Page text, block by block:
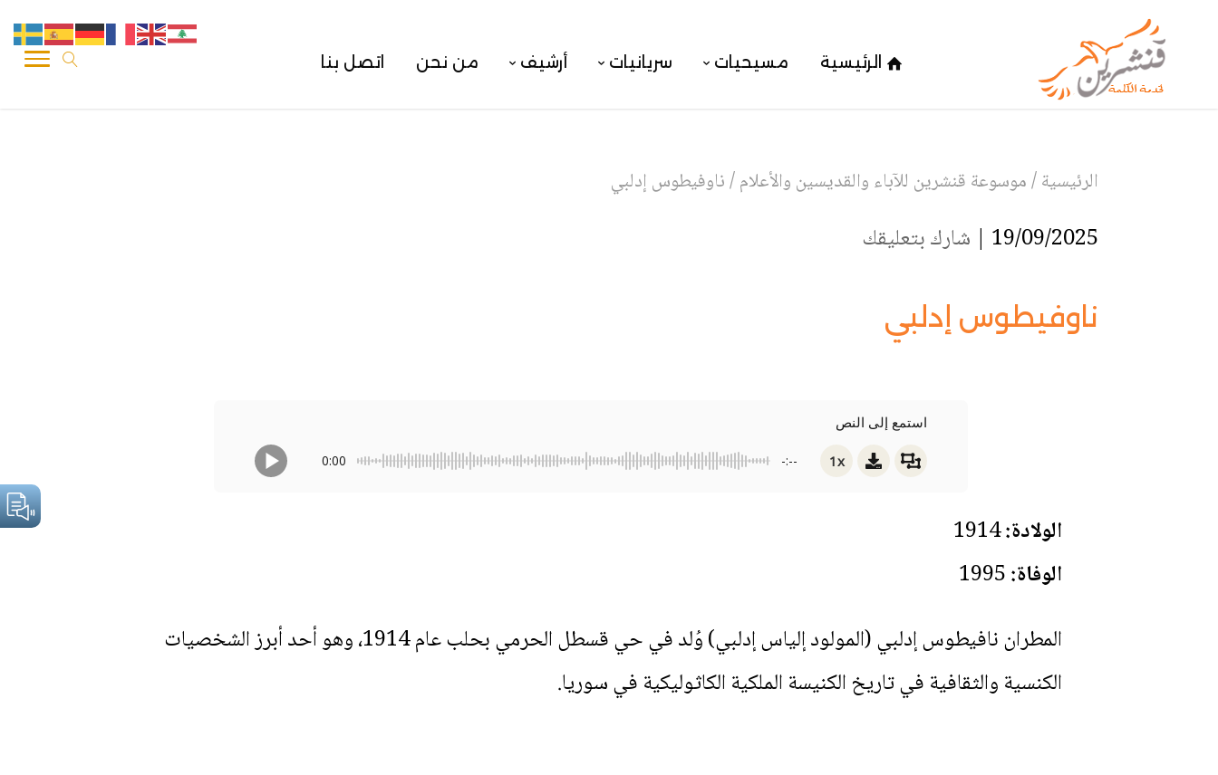
الرئيسية مسيحيات سريانيات أرشيف من نحن اتصل بنا
الرئيسية/موسوعة قنشرين للآباء والقديسين والأعلام/ناوفيطوس إدلبي
19/09/2025 | شارك بتعليقك
ناوفيطوس إدلبي
استمع إلى النص
0:00 -:-- 1x
الولادة:1914
الوفاة:
المطران نافيطوس إدلبي (المولود إلياس إدلبي) وُلد في حي قسطل الحرمي بحلب عام 1914، وهو أحد أبرز الشخصيات
الكنسية والثقافية في تاريخ الكنيسة الملكية الكاثوليكية في سوريا.